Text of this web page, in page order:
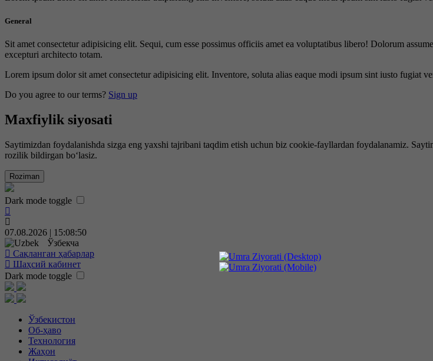
General
Sit amet consectetur adipisicing elit. Sequi, cum esse possimus officiis amet ea voluptatibus libero! Dolorum
excepturi architecto totam.
Lorem ipsum dolor sit amet consectetur adipisicing elit. Inventore, soluta alias eaque modi ipsum sint iusto fugiat
Do you agree to our terms? Sign up
Maxfiylik siyosati
Saytimizdan foydalanishda sizga eng yaxshi tajribani taqdim etish uchun biz cookie-fayllardan foydalanamiz.
rozilik bildirgan bo‘lasiz.
Roziman
Dark mode toggle
07.08.2026 | 15:08:50
Ўзбекча
Сақланган ҳабарлар
Шаҳсий кабинет
Dark mode toggle
Ўзбекистон
Об-ҳаво
Технология
Жаҳон